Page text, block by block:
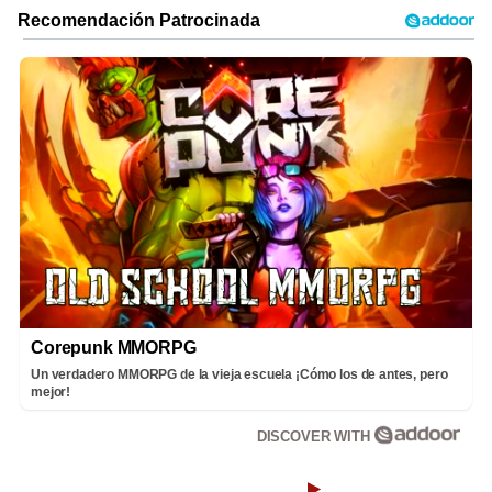
Corepunk MMORPG
Un verdadero MMORPG de la vieja escuela ¡Cómo los de antes, pero
mejor!
DISCOVER WITH